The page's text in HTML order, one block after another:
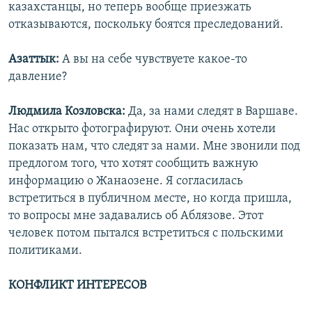
казахстанцы, но теперь вообще приезжать
отказываются, поскольку боятся преследований.
Азаттык: А вы на себе чувствуете какое-то
давление?
Людмила Козловска: Да, за нами следят в Варшаве.
Нас открыто фотографируют. Они очень хотели
показать нам, что следят за нами. Мне звонили под
предлогом того, что хотят сообщить важную
информацию о Жанаозене. Я согласилась
встретиться в публичном месте, но когда пришла,
то вопросы мне задавались об Аблязове. Этот
человек потом пытался встретиться с польскими
политиками.
КОНФЛИКТ ИНТЕРЕСОВ